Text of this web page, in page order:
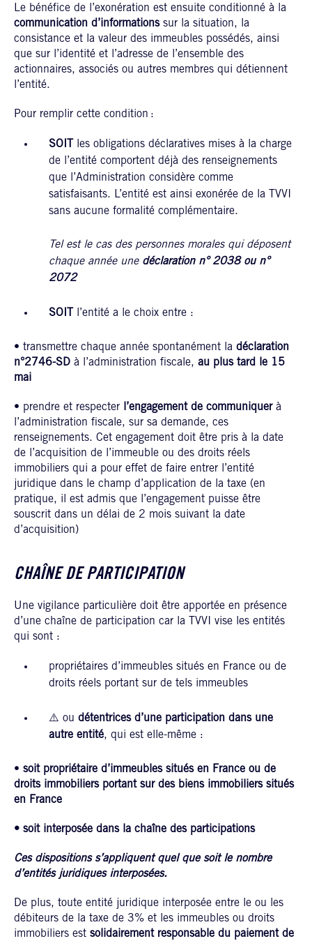
Le bénéfice de l’exonération est ensuite conditionné à la
communication d’informationssur la situation, la
consistance et la valeur des immeubles possédés, ainsi
que sur l’identité et l’adresse de l’ensemble des
actionnaires, associés ou autres membres qui détiennent
l’entité.
Pour remplir cette condition :
SOIT
les obligations déclaratives mises à la charge
de l’entité comportent déjà des renseignements
que l’Administration considère comme
satisfaisants. L’entité est ainsi exonérée de la TVVI
sans aucune formalité complémentaire.
Tel est le cas des personnes morales qui déposent
chaque année une déclaration n° 2038 ou n°
2072
SOIT l’entité a le choix entre :
• transmettre chaque année spontanément la déclaration
n°2746-SD à l’administration fiscale, au plus tard le 15
mai
• prendre et respecter l’engagement de communiquerà
l’administration fiscale, sur sa demande, ces
renseignements. Cet engagement doit être pris à la date
de l’acquisition de l’immeuble ou des droits réels
immobiliers qui a pour effet de faire entrer l’entité
juridique dans le champ d’application de la taxe (en
pratique, il est admis que l’engagement puisse être
souscrit dans un délai de 2 mois suivant la date
d’acquisition)
CHAÎNE DE PARTICIPATION
Une vigilance particulière doit être apportée en présence
d’une chaîne de participation car la TVVI vise les entités
qui sont :
propriétaires d’immeubles situés en France ou de
droits réels portant sur de tels immeubles
⚠️ ou détentrices d’une participation dans une
autre entité, qui est elle-même :
• soit propriétaire d’immeubles situés en France ou de
droits immobiliers portant sur des biens immobiliers situés
en France
• soit interposée dans la chaîne des participations
Ces dispositions s’appliquent quel que soit le nombre
d’entités juridiques interposées.
De plus, toute entité juridique interposée entre le ou les
débiteurs de la taxe de 3% et les immeubles ou droits
immobiliers est solidairement responsable du paiement de